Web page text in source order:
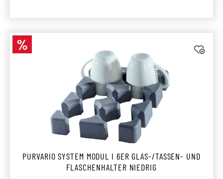
Rabatt
%
PURVARIO SYSTEM MODUL I 6ER GLAS-/TASSEN- UND
FLASCHENHALTER NIEDRIG